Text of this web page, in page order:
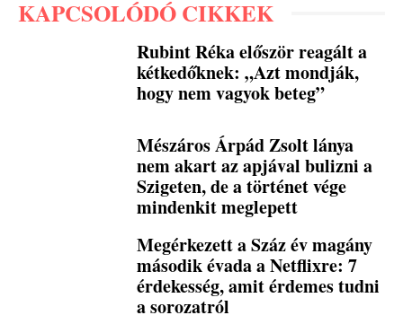
KAPCSOLÓDÓ CIKKEK
Rubint Réka először reagált a
kétkedőknek: „Azt mondják,
hogy nem vagyok beteg”
Mészáros Árpád Zsolt lánya
nem akart az apjával bulizni a
Szigeten, de a történet vége
mindenkit meglepett
Megérkezett a Száz év magány
második évada a Netflixre: 7
érdekesség, amit érdemes tudni
a sorozatról